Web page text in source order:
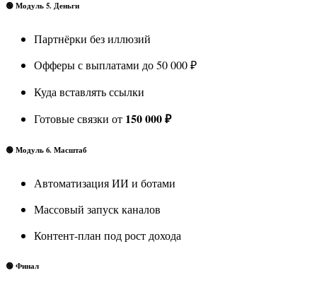
🟢 Модуль 5. Деньги
Партнёрки без иллюзий
Офферы с выплатами до 50 000 ₽
Куда вставлять ссылки
Готовые связки от 150 000 ₽
🟢 Модуль 6. Масштаб
Автоматизация ИИ и ботами
Массовый запуск каналов
Контент-план под рост дохода
🟢 Финал